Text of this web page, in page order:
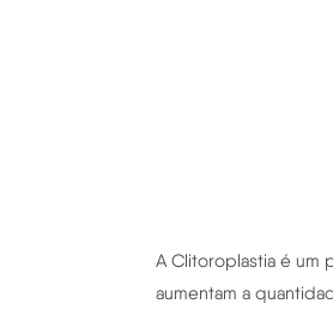
A Clitoroplastia é um
aumentam a